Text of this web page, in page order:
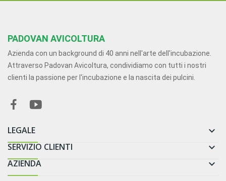
PADOVAN AVICOLTURA
Azienda con un background di 40 anni nell'arte dell'incubazione.
Attraverso Padovan Avicoltura, condividiamo con tutti i nostri
clienti la passione per l'incubazione e la nascita dei pulcini.
LEGALE 
SERVIZIO CLIENTI 
AZIENDA 